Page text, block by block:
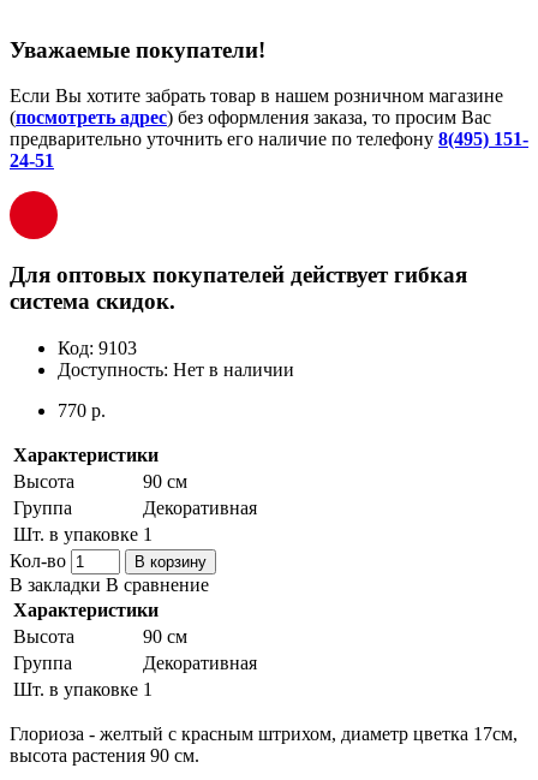
Уважаемые покупатели!
Если Вы хотите забрать товар в нашем розничном магазине
(посмотреть адрес) без оформления заказа, то просим Вас
предварительно уточнить его наличие по телефону 8(495) 151-
24-51
Для оптовых покупателей действует гибкая
система скидок.
Код: 9103
Доступность: Нет в наличии
770 р.
Характеристики
Высота
90 см
Группа
Декоративная
Шт. в упаковке 1
Кол-во
В корзину
В закладки В сравнение
Характеристики
Высота
90 см
Группа
Декоративная
Шт. в упаковке 1
Глориоза - желтый с красным штрихом, диаметр цветка 17см,
высота растения 90 см.